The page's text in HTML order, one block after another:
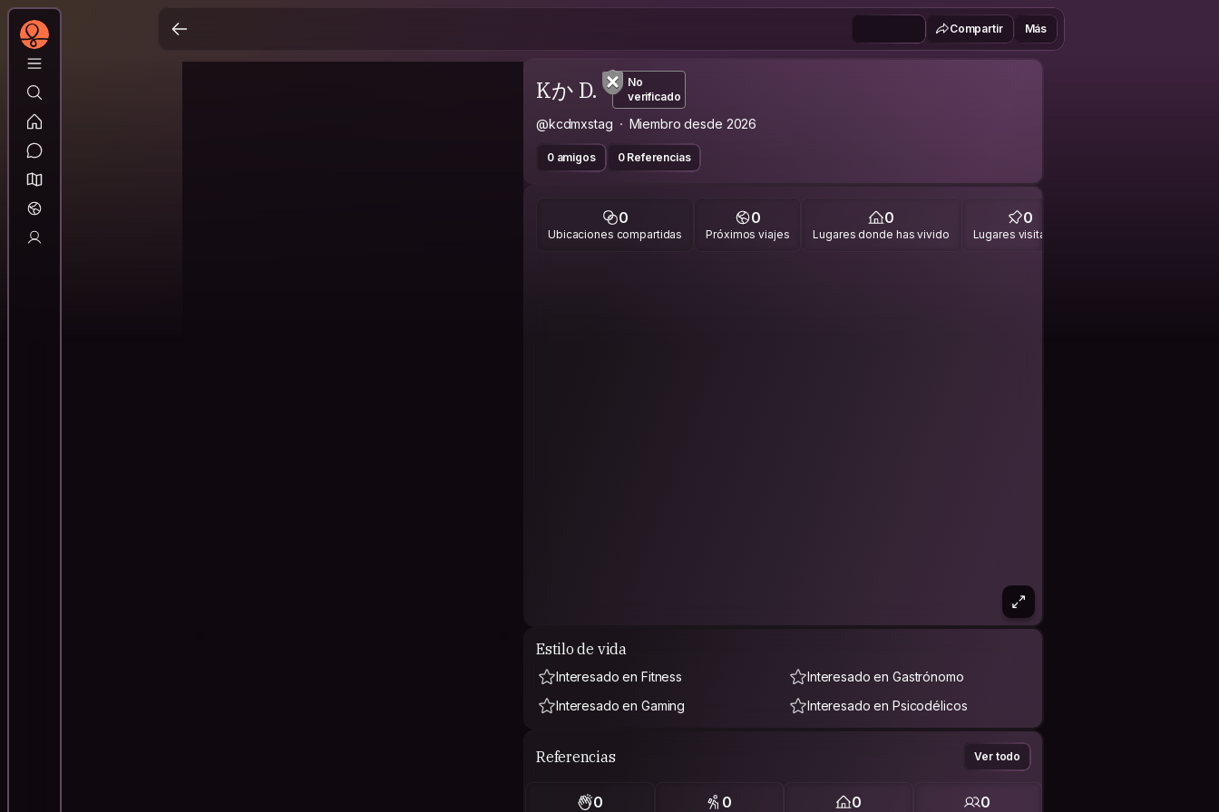
Compartir Más
Kか D.
No
verificado
@kcdmxstag Miembro desde 2026
0 amigos 0 Referencias
0
Ubicaciones compartidas
0
Próximos viajes
0
Lugares donde has vivido
0
Lugares visitados
Estilo de vida
Interesado en Fitness
Interesado en Gastrónomo
Interesado en Gaming
Interesado en Psicodélicos
Referencias Ver todo
0 0 0 0